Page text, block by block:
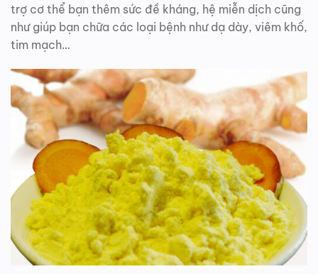
trợ cơ thể bạn thêm sức đề kháng, hệ miễn dịch cũng
như giúp bạn chữa các loại bệnh như dạ dày, viêm khố,
tim mạch…